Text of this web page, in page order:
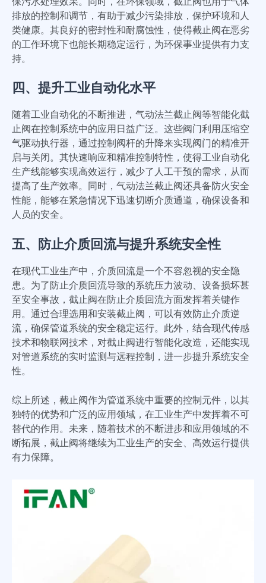
排放的控制和调节，有助于减少污染排放，保护环境和人
类健康。其良好的密封性和耐腐蚀性，使得截止阀在恶劣
的工作环境下也能长期稳定运行，为环保事业提供有力支
持。
四、提升工业自动化水平
随着工业自动化的不断推进，气动法兰截止阀等智能化截
止阀在控制系统中的应用日益广泛。这些阀门利用压缩空
气驱动执行器，通过控制阀杆的升降来实现阀门的精准开
启与关闭。其快速响应和精准控制特性，使得工业自动化
生产线能够实现高效运行，减少了人工干预的需求，从而
提高了生产效率。同时，气动法兰截止阀还具备防火安全
性能，能够在紧急情况下迅速切断介质通道，确保设备和
人员的安全。
五、防止介质回流与提升系统安全性
在现代工业生产中，介质回流是一个不容忽视的安全隐
患。为了防止介质回流导致的系统压力波动、设备损坏甚
至安全事故，截止阀在防止介质回流方面发挥着关键作
用。通过合理选用和安装截止阀，可以有效防止介质逆
流，确保管道系统的安全稳定运行。此外，结合现代传感
技术和物联网技术，对截止阀进行智能化改造，还能实现
对管道系统的实时监测与远程控制，进一步提升系统安全
性。
综上所述，截止阀作为管道系统中重要的控制元件，以其
独特的优势和广泛的应用领域，在工业生产中发挥着不可
替代的作用。未来，随着技术的不断进步和应用领域的不
断拓展，截止阀将继续为工业生产的安全、高效运行提供
有力保障。